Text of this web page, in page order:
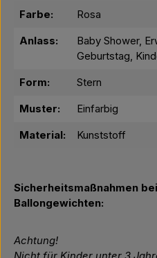
Farbe: Rosa
Anlass:
Baby Shower,
Geburtstag,
Form: Stern
Muster: Einfarbig
Material: Kunststoff
Sicherheitsmaßnahmen
Ballongewichten:
Achtung!